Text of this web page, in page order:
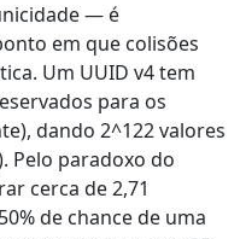
— é
em que colisões
Um UUID v4 tem
para os
dando 2^122 valores
Pelo paradoxo do
cerca de 2,71
de chance de uma